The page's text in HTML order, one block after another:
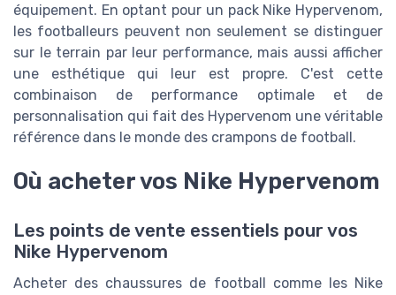
équipement. En optant pour un pack Nike Hypervenom,
les footballeurs peuvent non seulement se distinguer
sur le terrain par leur performance, mais aussi afficher
une esthétique qui leur est propre. C'est cette
combinaison de performance optimale et de
personnalisation qui fait des Hypervenom une véritable
référence dans le monde des crampons de football.
Où acheter vos Nike Hypervenom
Les points de vente essentiels pour vos
Nike Hypervenom
Acheter des chaussures de football comme les Nike